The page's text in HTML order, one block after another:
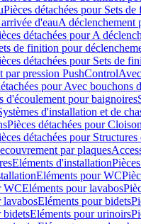
Pièces détachées pour Sets
d'eauA déclenchement
détachées pour A
de finition pour
détachées pour Sets de
par pression PushControl
pour Avec bouchons
d'écoulement pour baignoires
d'installation et de
Pièces détachées pour
détachées pour Structures
par plaques
Eléments d'installation
Eléments pour WC
WCEléments pour lavabos
lavabosEléments pour bidets
bidetsEléments pour urinoirs